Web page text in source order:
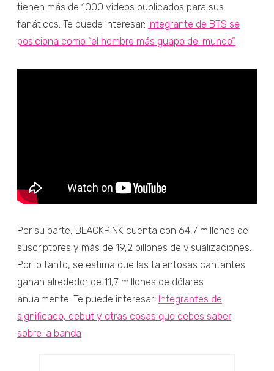
tienen más de 1000 videos publicados para sus
fanáticos. Te puede interesar: Integrante de BTS se
posiciona como “el hombre más guapo del mundo”
Por su parte, BLACKPINK cuenta con 64,7 millones de
suscriptores y más de 19,2 billones de visualizaciones.
Por lo tanto, se estima que las talentosas cantantes
ganan alrededor de 11,7 millones de dólares
anualmente. Te puede interesar: Integrantes de
significado, debut y otras cosas que debes saber
sobre la banda